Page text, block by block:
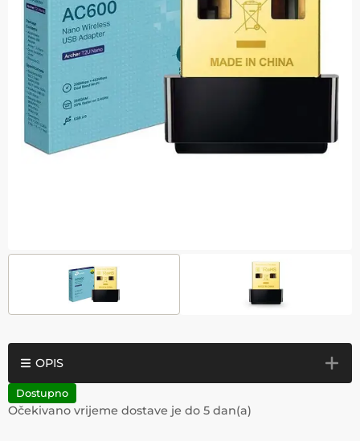
OPIS
Dostupno
Očekivano vrijeme dostave je do 5 dan(a)